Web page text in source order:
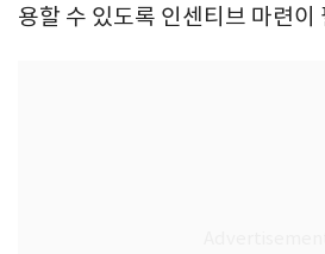
용할 수 있도록 인센티브 마련